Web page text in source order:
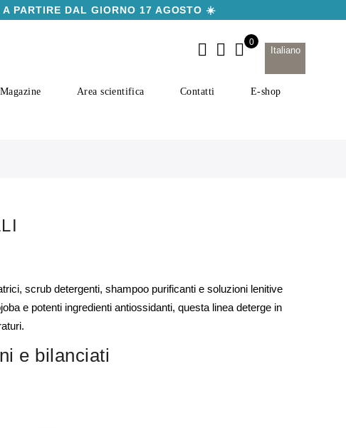
PARTIRE DAL GIORNO 17 AGOSTO ☀️
Italiano
Magazine Area scientifica Contatti E-shop
scrub detergenti, shampoo purificanti e soluzioni lenitive
e potenti ingredienti antiossidanti, questa linea deterge in
e bilanciati